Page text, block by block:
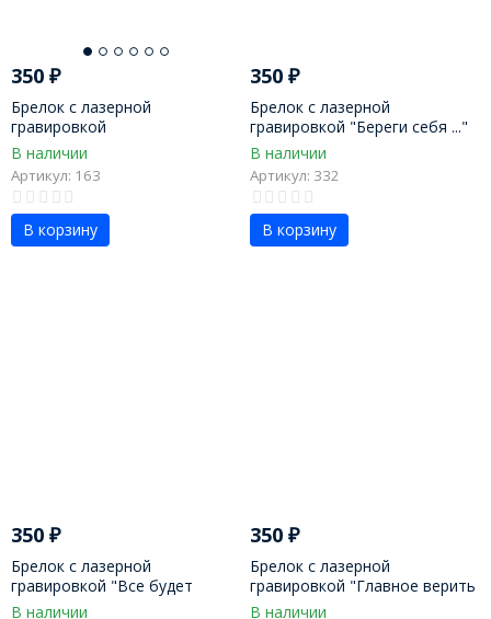
350 ₽
Брелок с лазерной
гравировкой
В наличии
Артикул: 163
В корзину
350₽
Брелок с лазерной
гравировкой "Береги себя ..."
В наличии
Артикул: 332
В корзину
350 ₽
Брелок с лазерной
гравировкой "Все будет
хорошо"
В наличии
350₽
Брелок с лазерной
гравировкой "Главное верить
в себя"
В наличии